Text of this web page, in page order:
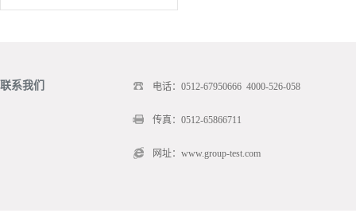
联系我们 电话：0512-67950666 4000-526-058
传真：0512-65866711
网址：www.group-test.com